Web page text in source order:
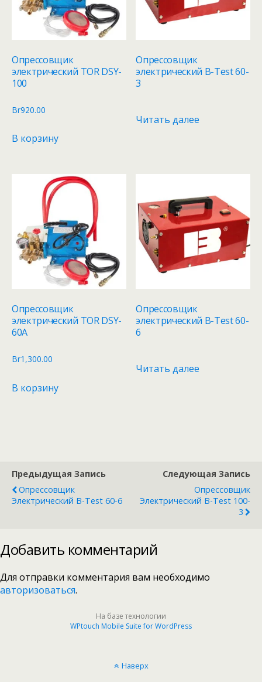
Опрессовщик
электрический TOR DSY-
100
Br920.00
В корзину
Опрессовщик
электрический B-Test 60-
3
Читать далее
Опрессовщик
электрический TOR DSY-
60A
Br1,300.00
В корзину
Опрессовщик
электрический B-Test 60-
6
Читать далее
Предыдущая Запись
Опрессовщик
Электрический B-Test 60-6
Следующая Запись
Опрессовщик
Электрический B-Test 100-
3
Добавить комментарий
Для отправки комментария вам необходимо
авторизоваться.
На базе технологии
WPtouch Mobile Suite for WordPress
Наверх